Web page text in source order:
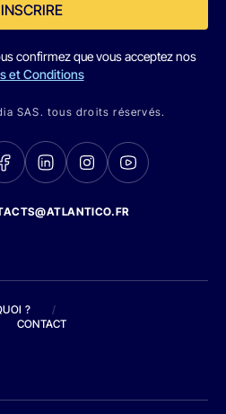
confirmez que vous acceptez nos
et Conditions
SAS. tous droits réservés.
?
/
CONTACT